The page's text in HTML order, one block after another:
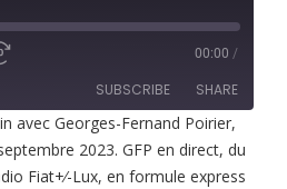
00:00 /
SUBSCRIBE SHARE
avec Georges-Fernand Poirier,
2023. GFP en direct, du
Fiat+⁄-Lux, en formule express